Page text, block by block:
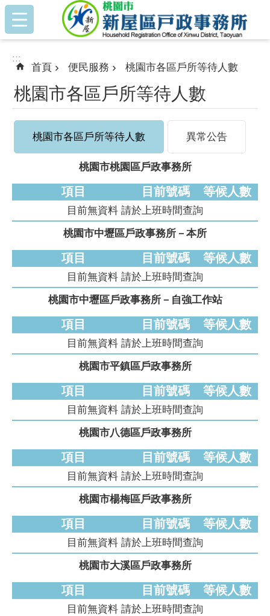
跳到主要內容區塊
:::
:::
首頁 便民服務 桃園市各區戶所等待人數
桃園市各區戶所等待人數
桃園市各區戶所等待人數 異常公告
桃園市桃園區戶政事務所
項目 目前號碼 等候人數
目前無資料 請於上班時間查詢
桃園市中壢區戶政事務所－本所
項目 目前號碼 等候人數
目前無資料 請於上班時間查詢
桃園市中壢區戶政事務所－自強工作站
項目 目前號碼 等候人數
目前無資料 請於上班時間查詢
桃園市平鎮區戶政事務所
項目 目前號碼 等候人數
目前無資料 請於上班時間查詢
桃園市八德區戶政事務所
項目 目前號碼 等候人數
目前無資料 請於上班時間查詢
桃園市楊梅區戶政事務所
項目 目前號碼 等候人數
目前無資料 請於上班時間查詢
桃園市大溪區戶政事務所
項目 目前號碼 等候人數
目前無資料 請於上班時間查詢